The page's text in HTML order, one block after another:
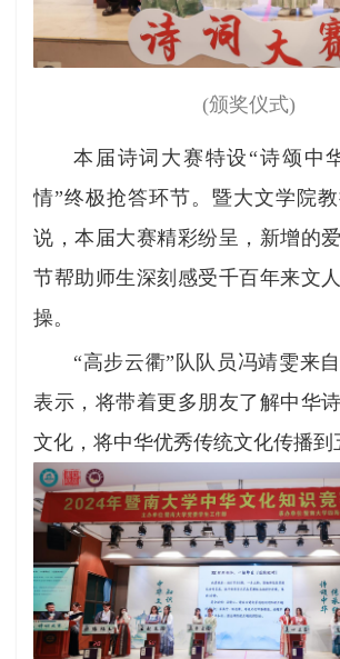
(颁奖仪式)
本届诗词大赛特设“诗颂中
情”终极抢答环节。暨大文学院
说，本届大赛精彩纷呈，新增的
节帮助师生深刻感受千百年来文
操。
“高步云衢”队队员冯靖雯来
表示，将带着更多朋友了解中华
文化，将中华优秀传统文化传播到